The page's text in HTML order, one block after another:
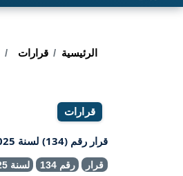
الرئيسية قرارات
قرارات
قرار رقم (134) لسنة 2025 بشأن إلغاء ترخيص وتصفية صندوق كاب كورب المحلي
قرار رقم 134 لسنة 2025